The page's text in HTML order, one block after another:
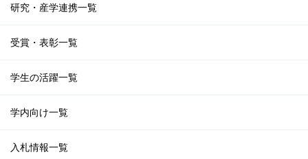
研究・産学連携一覧
受賞・表彰一覧
学生の活躍一覧
学内向け一覧
入札情報一覧